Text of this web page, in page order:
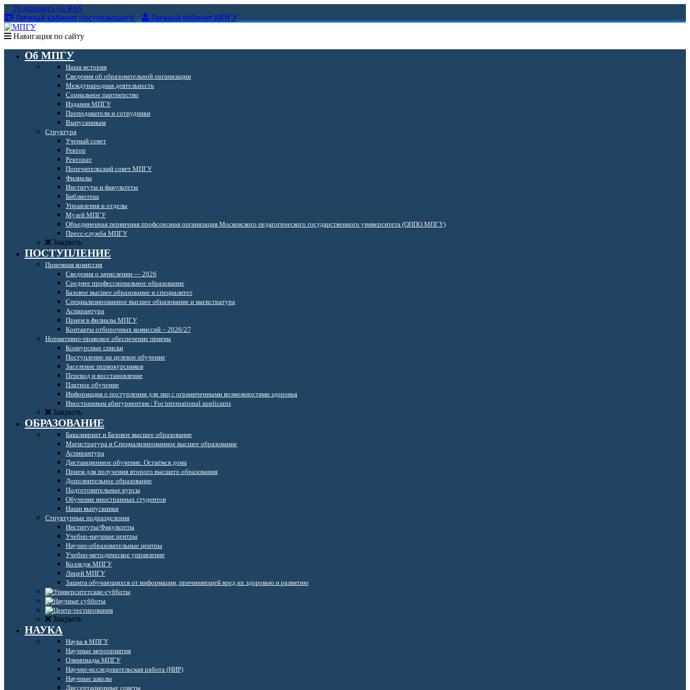
Подпишись на RSS
Личный кабинет поступающего
Личный кабинет МПГУ
Навигация по сайту
Об МПГУ
Наша история
Сведения об образовательной организации
Международная деятельность
Социальное партнерство
Издания МПГУ
Преподаватели и сотрудники
Выпускникам
Структура
Ученый совет
Ректор
Ректорат
Попечительский совет МПГУ
Филиалы
Институты и факультеты
Библиотека
Управления и отделы
Музей МПГУ
Объединенная первичная профсоюзная организация Московского педагогического государственного университета (ОППО МПГУ)
Пресс-служба МПГУ
Закрыть
ПОСТУПЛЕНИЕ
Приемная комиссия
Сведения о зачислении — 2026
Среднее профессиональное образование
Базовое высшее образование и специалитет
Специализированное высшее образование и магистратура
Аспирантура
Прием в филиалы МПГУ
Контакты отборочных комиссий – 2026/27
Нормативно-правовое обеспечение приема
Конкурсные списки
Поступление на целевое обучение
Заселение первокурсников
Перевод и восстановление
Платное обучение
Информация о поступлении для лиц с ограниченными возможностями здоровья
Иностранным абитуриентам / For international applicants
Закрыть
ОБРАЗОВАНИЕ
Бакалавриат и Базовое высшее образование
Магистратура и Специализированное высшее образование
Аспирантура
Дистанционное обучение. Остаёмся дома
Прием для получения второго высшего образования
Дополнительное образование
Подготовительные курсы
Обучение иностранных студентов
Наши выпускники
Структурные подразделения
Институты/Факультеты
Учебно-научные центры
Научно-образовательные центры
Учебно-методическое управление
Колледж МПГУ
Лицей МПГУ
Защита обучающихся от информации, причиняющей вред их здоровью и развитию
Закрыть
НАУКА
Наука в МПГУ
Научные мероприятия
Олимпиады МПГУ
Научно-исследовательская работа (НИР)
Научные школы
Диссертационные советы